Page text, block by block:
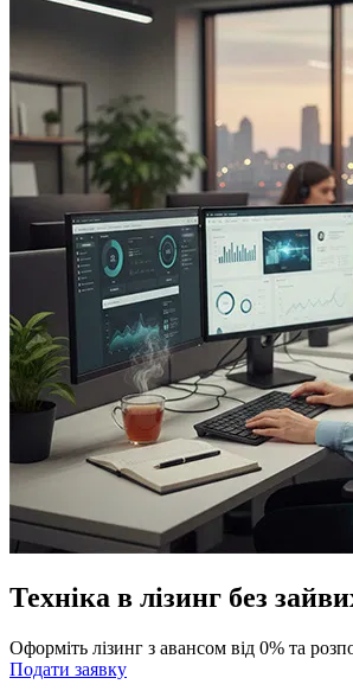
Техніка в лізинг без
Оформіть лізинг з авансом від 0% та
Подати заявку